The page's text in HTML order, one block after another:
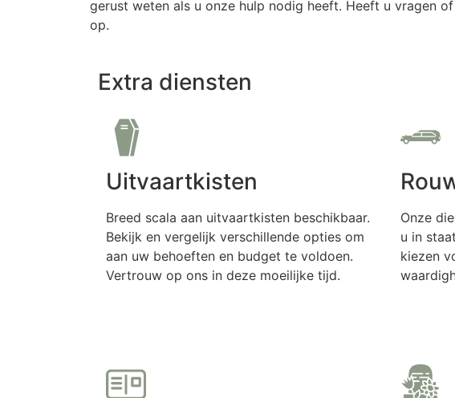
gerust weten als u onze hulp nodig heeft. Heeft u vragen
op.
Extra diensten
Uitvaartkisten
Breed scala aan uitvaartkisten beschikbaar.
Bekijk en vergelijk verschillende opties om
aan uw behoeften en budget te voldoen.
Vertrouw op ons in deze moeilijke tijd.
Onze
u in
kiezen